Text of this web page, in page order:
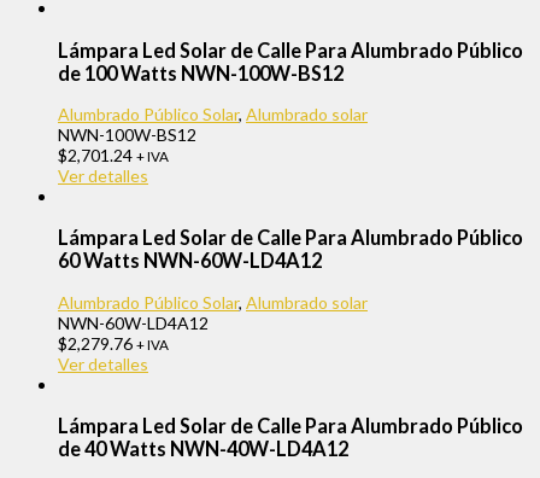
Lámpara Led Solar de Calle Para Alumbrado Público
de 100 Watts NWN-100W-BS12
Alumbrado Público Solar, Alumbrado solar
NWN-100W-BS12
$2,701.24 + IVA
Ver detalles
Lámpara Led Solar de Calle Para Alumbrado Público
60 Watts NWN-60W-LD4A12
Alumbrado Público Solar, Alumbrado solar
NWN-60W-LD4A12
$2,279.76 + IVA
Ver detalles
Lámpara Led Solar de Calle Para Alumbrado Público
de 40 Watts NWN-40W-LD4A12